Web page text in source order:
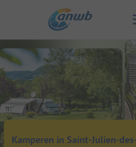
Kamperen in Saint-Julien-